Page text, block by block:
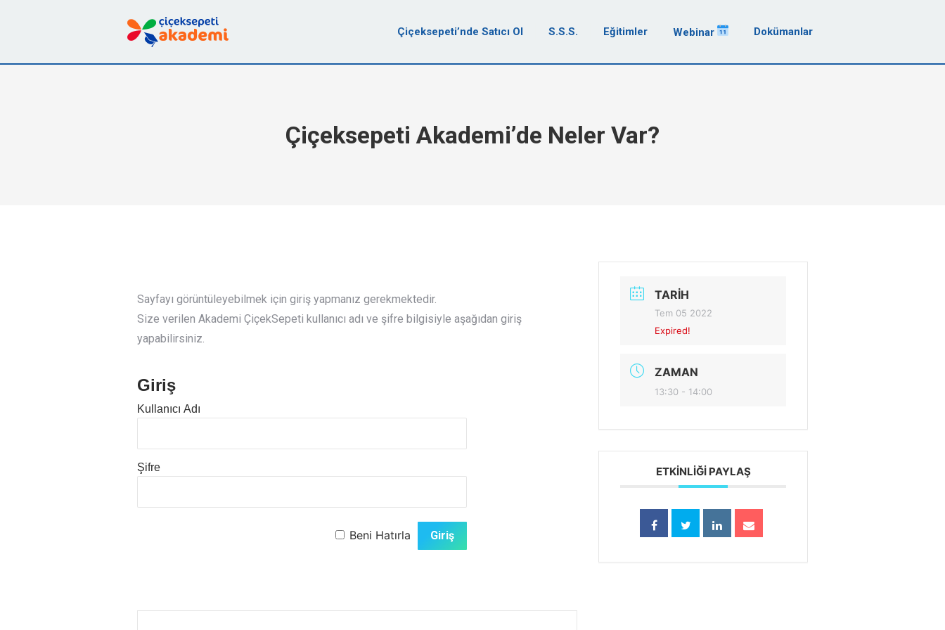
Çiçeksepeti’nde Satıcı Ol S.S.S. Eğitimler Webinar Dokümanlar
Çiçeksepeti Akademi’de Neler Var?
Sayfayı görüntüleyebilmek için giriş yapmanız gerekmektedir.
Size verilen Akademi ÇiçekSepeti kullanıcı adı ve şifre bilgisiyle aşağıdan giriş
yapabilirsiniz.
Giriş
Kullanıcı Adı
Şifre
Beni Hatırla
TARIH
Tem 05 2022
Expired!
ZAMAN
13:30 - 14:00
ETKINLIĞI PAYLAŞ